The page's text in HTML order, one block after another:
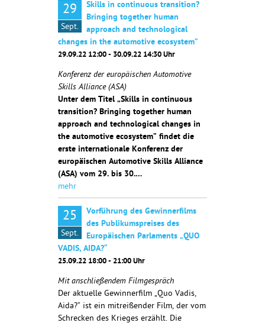
29
Sept.
Skills in continuous transition?
Bringing together human
approach and technological
changes in the automotive ecosystem”
29.09.22 12:00 - 30.09.22 14:30 Uhr
Konferenz der europäischen Automotive
Skills Alliance (ASA)
Unter dem Titel „Skills in continuous
transition? Bringing together human
approach and technological changes in
the automotive ecosystem” findet die
erste internationale Konferenz der
europäischen Automotive Skills Alliance
(ASA) vom 29. bis 30.…
mehr
25
Sept.
Vorführung des Gewinnerfilms
des Publikumspreises des
Europäischen Parlaments „QUO
VADIS, AIDA?“
25.09.22 18:00 - 21:00 Uhr
Mit anschließendem Filmgespräch
Der aktuelle Gewinnerfilm „Quo Vadis,
Aida?“ ist ein mitreißender Film, der vom
Schrecken des Krieges erzählt. Die